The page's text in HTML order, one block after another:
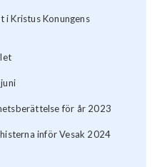
i Kristus Konungens
för år 2023
inför Vesak 2024